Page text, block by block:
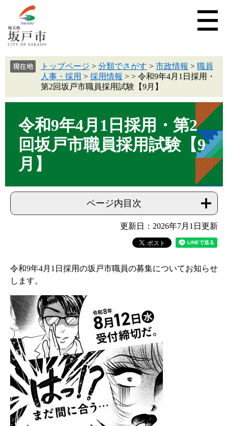
トップページ > 分類でさがす > 市政情報 > 職員
人事・採用 > 採用情報 > > 令和9年4月1日採用・
第2回坂戸市職員採用試験【9月】
令和9年4月1日採用・第2
回坂戸市職員採用試験【9
月】
ページ内目次
更新日：2026年7月1日更新
令和9年4月1日採用の坂戸市職員の募集についてお知らせ
します。